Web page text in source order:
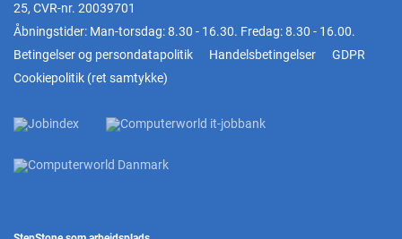
25, CVR-nr. 20039701
Åbningstider: Man-torsdag: 8.30 - 16.30. Fredag: 8.30 - 16.00.
Betingelser og persondatapolitik
Handelsbetingelser
GDPR
Cookiepolitik (ret samtykke)